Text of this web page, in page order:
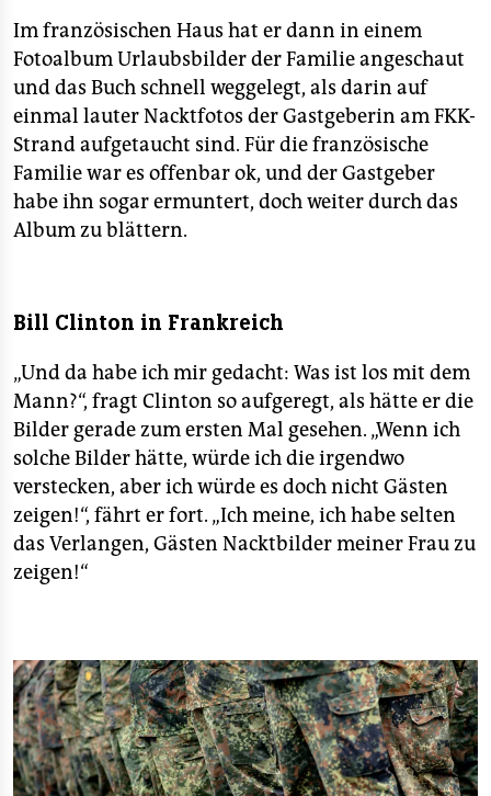
Im französischen Haus hat er dann in einem
Fotoalbum Urlaubsbilder der Familie angeschaut
und das Buch schnell weggelegt, als darin auf
einmal lauter Nacktfotos der Gastgeberin am FKK-
Strand aufgetaucht sind. Für die französische
Familie war es offenbar ok, und der Gastgeber
habe ihn sogar ermuntert, doch weiter durch das
Album zu blättern.
Bill Clinton in Frankreich
„Und da habe ich mir gedacht: Was ist los mit dem
Mann?“, fragt Clinton so aufgeregt, als hätte er die
Bilder gerade zum ersten Mal gesehen. „Wenn ich
solche Bilder hätte, würde ich die irgendwo
verstecken, aber ich würde es doch nicht Gästen
zeigen!“, fährt er fort. „Ich meine, ich habe selten
das Verlangen, Gästen Nacktbilder meiner Frau zu
zeigen!“